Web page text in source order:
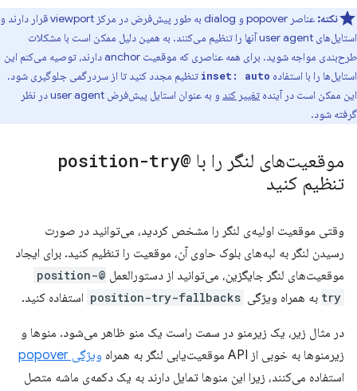
نکته:
عناصر popover و dialog به طور پیش‌فرض در مرکز viewport قرار دارند و
استایل‌های user agent آنها را تنظیم می‌کنند. به همین دلیل ممکن است با مشکلات
طرح‌بندی مواجه شوید. برای همه عناصری که موقعیت anchor دارند، توصیه می‌کنم این
استایل‌ها را با استفاده inset: auto تنظیم مجدد کنید تا از سردرگمی جلوگیری شود.
این ممکن است در آینده تغییر کند
و به عنوان استایل پیش‌فرض user agent در نظر
گرفته شود.
موقعیت‌های لنگر را با @position-try
تنظیم کنید
وقتی موقعیت اولیه‌ی لنگر را مشخص کردید، می‌توانید در صورت
رسیدن لنگر به لبه‌های بلوک حاوی آن، موقعیت را تنظیم کنید. برای ایجاد
موقعیت‌های لنگر جایگزین، می‌توانید از دستورالعمل
@position-
try به همراه ویژگی position-try-fallbacks استفاده کنید.
در مثال زیر، یک زیرمنو در سمت راست یک منو ظاهر می‌شود. منوها و
زیرمنوها به خوبی از API موقعیت‌یابی لنگر به همراه
ویژگی popover
استفاده می‌کنند، زیرا این منوها تمایل دارند به یک دکمه‌ی ماشه متصل